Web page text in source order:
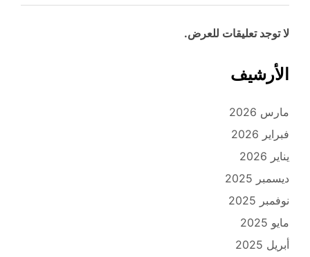
لا توجد تعليقات للعرض.
الأرشيف
مارس 2026
فبراير 2026
يناير 2026
ديسمبر 2025
نوفمبر 2025
مايو 2025
أبريل 2025